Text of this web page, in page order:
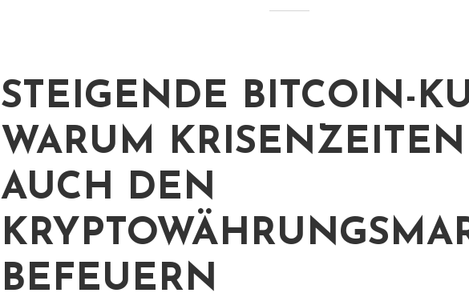
STEIGENDE BITCOIN-
WARUM KRISENZEITEN
AUCH DEN
BEFEUERN